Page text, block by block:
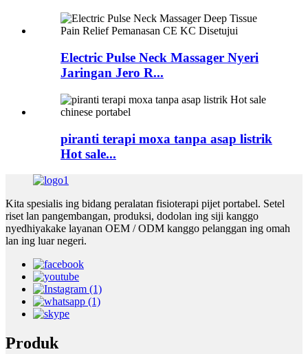
Electric Pulse Neck Massager Nyeri
Jaringan Jero R...
piranti terapi moxa tanpa asap listrik
Hot sale...
Kita spesialis ing bidang peralatan fisioterapi pijet portabel. Setel
riset lan pangembangan, produksi, dodolan ing siji kanggo
nyedhiyakake layanan OEM / ODM kanggo pelanggan ing omah
lan ing luar negeri.
Produk